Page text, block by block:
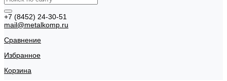
+7 (8452) 24-30-51
mail@metalkomp.ru
Сравнение
Избранное
Корзина